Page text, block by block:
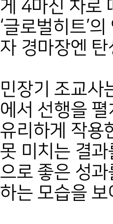
게 4마신 차로
‘글로벌히트’
자 경마장엔
민장기 조교사
에서 선행을 펼
유리하게 작용
못 미치는 결
으로 좋은 성
하는 모습을